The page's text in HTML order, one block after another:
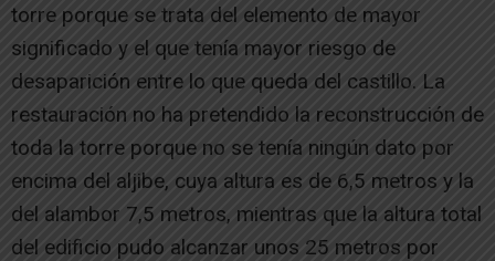
torre porque se trata del elemento de mayor
significado y el que tenía mayor riesgo de
desaparición entre lo que queda del castillo. La
restauración no ha pretendido la reconstrucción de
toda la torre porque no se tenía ningún dato por
encima del aljibe, cuya altura es de 6,5 metros y la
del alambor 7,5 metros, mientras que la altura total
del edificio pudo alcanzar unos 25 metros por